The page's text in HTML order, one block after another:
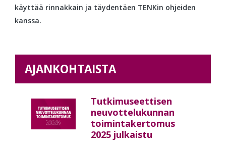
käyttää rinnakkain ja täydentäen TENKin ohjeiden
kanssa.
AJANKOHTAISTA
Tutkimuseettisen
neuvottelukunnan
toimintakertomus
2025 julkaistu